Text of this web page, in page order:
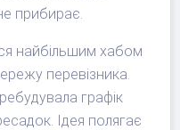
прибирає.
найбільшим хабом
перевізника.
графік
Ідея полягає